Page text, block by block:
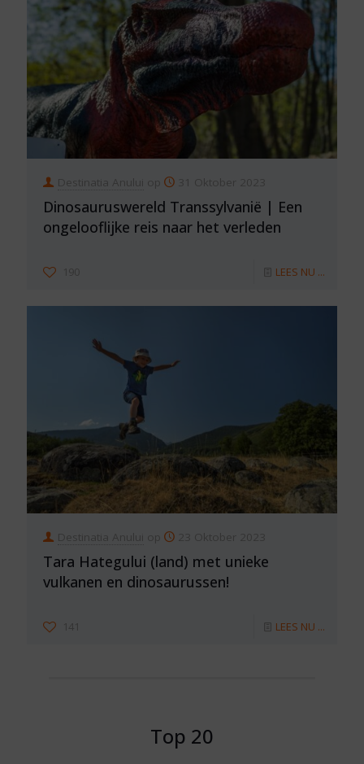
Destinatia Anului op 31 Oktober 2023
Dinosauruswereld Transsylvanië | Een
ongelooflijke reis naar het verleden
190 LEES NU ...
Destinatia Anului op 23 Oktober 2023
Tara Hategului (land) met unieke
vulkanen en dinosaurussen!
141 LEES NU ...
Top 20